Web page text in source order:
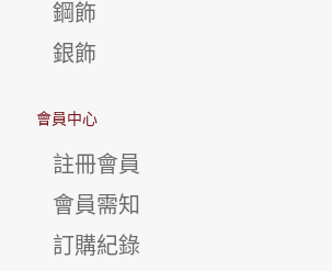
鋼飾
銀飾
會員中心
註冊會員
會員需知
訂購紀錄